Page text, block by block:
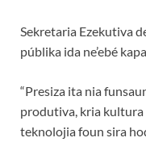
Sekretaria Ezekutiva
públika ida ne’ebé
“Presiza ita nia
produtiva, kria kultura
teknolojia foun sira